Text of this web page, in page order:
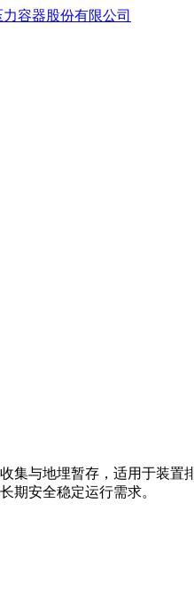
集与地埋暂存，适用于装
期安全稳定运行需求。